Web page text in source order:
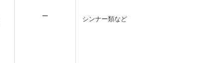
ー シンナー類など